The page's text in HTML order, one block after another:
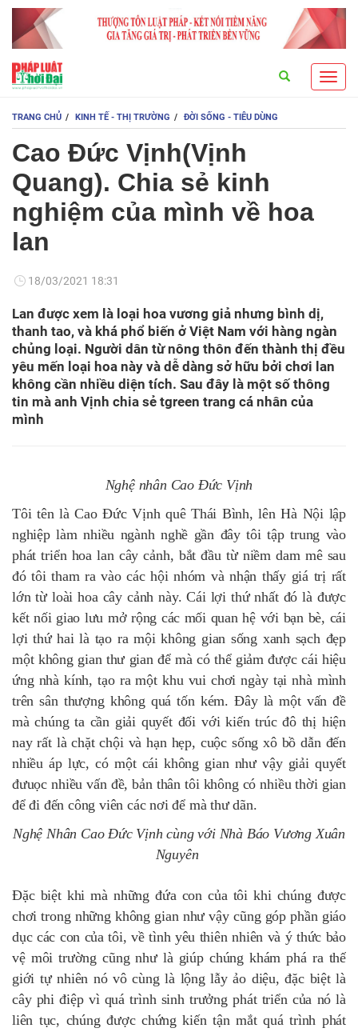
TRANG CHỦ KINH TẾ - THỊ TRƯỜNG ĐỜI SỐNG - TIÊU DÙNG
Cao Đức Vịnh(Vịnh
Quang). Chia sẻ kinh
nghiệm của mình về hoa
lan
18/03/2021 18:31
Lan được xem là loại hoa vương giả nhưng bình dị,
thanh tao, và khá phổ biến ở Việt Nam với hàng ngàn
chủng loại. Người dân từ nông thôn đến thành thị đều
yêu mến loại hoa này và dễ dàng sở hữu bởi chơi lan
không cần nhiều diện tích. Sau đây là một số thông
tin mà anh Vịnh chia sẻ tgreen trang cá nhân của
mình
Nghệ nhân Cao Đức Vịnh
Tôi tên là Cao Đức Vịnh quê Thái Bình, lên Hà Nội lập
nghiệp làm nhiều ngành nghề gần đây tôi tập trung vào
phát triển hoa lan cây cảnh, bắt đầu từ niềm dam mê sau
đó tôi tham ra vào các hội nhóm và nhận thấy giá trị rất
lớn từ loài hoa cây cảnh này. Cái lợi thứ nhất đó là được
kết nối giao lưu mở rộng các mối quan hệ với bạn bè, cái
lợi thứ hai là tạo ra mội không gian sống xanh sạch đẹp
một không gian thư gian để mà có thể giảm được cái hiệu
ứng nhà kính, tạo ra một khu vui chơi ngày tại nhà mình
trên sân thượng không quá tốn kém. Đây là một vấn đề
mà chúng ta cần giải quyết đối với kiến trúc đô thị hiện
nay rất là chặt chội và hạn hẹp, cuộc sống xô bồ dẫn đến
nhiều áp lực, có một cái không gian như vậy giải quyết
đưuọc nhiều vấn đề, bản thân tôi không có nhiều thời gian
để đi đến công viên các nơi để mà thư dãn.
Nghệ Nhân Cao Đức Vịnh cùng với Nhà Báo Vương Xuân
Nguyên
Đặc biệt khi mà những đứa con của tôi khi chúng được
chơi trong những không gian như vậy cũng góp phần giáo
dục các con của tôi, về tình yêu thiên nhiên và ý thức bảo
vệ môi trường cũng như là giúp chúng khám phá ra thế
giới tự nhiên nó vô cùng là lộng lẫy ảo diệu, đặc biệt là
cây phi điệp vì quá trình sinh trưởng phát triển của nó là
liên tục, chúng được chứng kiến tận mắt quá trình phát